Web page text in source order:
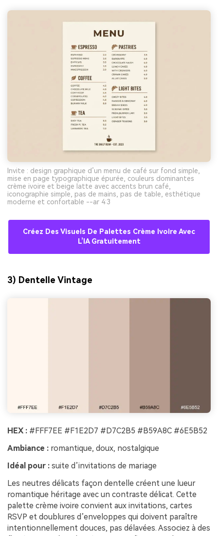
Invite : design graphique d’un menu de café sur fond simple,
mise en page typographique épurée, couleurs dominantes
crème ivoire et beige latte avec accents brun café,
iconographie simple, pas de mains, pas de table, esthétique
moderne et confortable --ar 4:3
Créez Des Visuels De Palettes Crème Ivoire Avec
L’IA Gratuitement
3) Dentelle Vintage
HEX : #FFF7EE #F1E2D7 #D7C2B5 #B59A8C #6E5B52
Ambiance : romantique, doux, nostalgique
Idéal pour : suite d’invitations de mariage
Les neutres délicats façon dentelle créent une lueur
romantique héritage avec un contraste délicat. Cette
palette crème ivoire convient aux invitations, cartes
RSVP et doublures d’enveloppes qui doivent paraître
intentionnellement douces, pas délavées. Associez à des